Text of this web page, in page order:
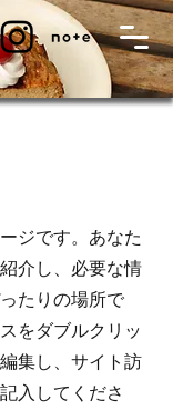
ジです。あなた
介し、必要な情
たりの場所で
をダブルクリッ
集し、サイト訪
入してくださ